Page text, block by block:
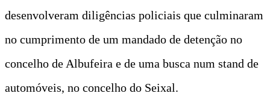
desenvolveram diligências policiais que culminaram
no cumprimento de um mandado de detenção no
concelho de Albufeira e de uma busca num stand de
automóveis, no concelho do Seixal.